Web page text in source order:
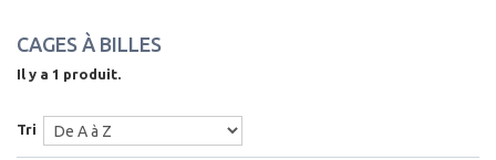
CAGES À BILLES
Il y a 1 produit.
Tri